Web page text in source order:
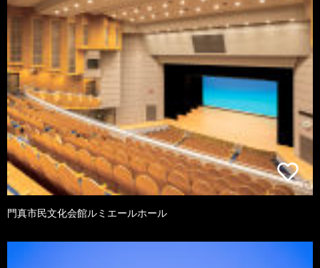
門真市民文化会館ルミエールホール